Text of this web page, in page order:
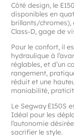
Côté design, le
disponibles en
brillants/chromes),
Class‑D, gage de
Pour le confort, il
hydraulique à
réglables, et d’un
rangement,
réduit et une
maniabilité,
Le Segway E150S
Idéal pour les
l’autonomie
sacrifier le style.